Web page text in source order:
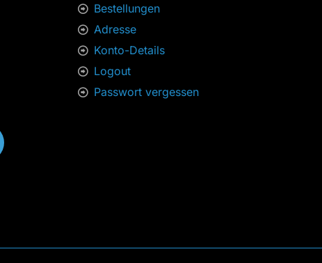
Bestellungen
Adresse
Konto-Details
Logout
Passwort vergessen